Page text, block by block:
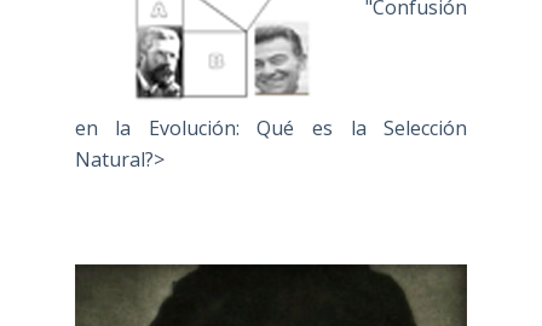
"Confusión
en la Evolución: Qué es la Selección
Natural?>